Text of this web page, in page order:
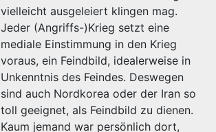
vielleicht ausgeleiert klingen mag.
Jeder (Angriffs-)Krieg setzt eine
mediale Einstimmung in den Krieg
voraus, ein Feindbild, idealerweise in
Unkenntnis des Feindes. Deswegen
sind auch Nordkorea oder der Iran so
toll geeignet, als Feindbild zu dienen.
Kaum jemand war persönlich dort,